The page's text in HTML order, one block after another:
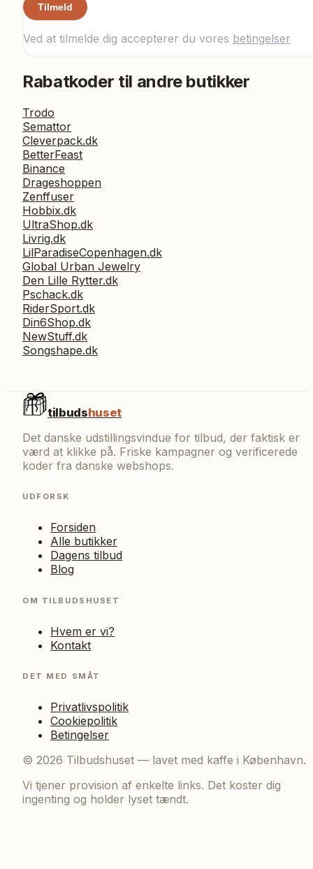
Tilmeld
Ved at tilmelde dig accepterer du vores betingelser
Rabatkoder til andre butikker
Trodo
Semattor
Cleverpack.dk
BetterFeast
Binance
Drageshoppen
Zenffuser
Hobbix.dk
UltraShop.dk
Livrig.dk
LilParadiseCopenhagen.dk
Global Urban Jewelry
Den Lille Rytter.dk
Pschack.dk
RiderSport.dk
Din6Shop.dk
NewStuff.dk
Songshape.dk
tilbudshuset
Det danske udstillingsvindue for tilbud, der faktisk er
værd at klikke på. Friske kampagner og verificerede
koder fra danske webshops.
UDFORSK
Forsiden
Alle butikker
Dagens tilbud
Blog
OM TILBUDSHUSET
Hvem er vi?
Kontakt
DET MED SMÅT
Privatlivspolitik
Cookiepolitik
Betingelser
© 2026 Tilbudshuset — lavet med kaffe i København.
Vi tjener provision af enkelte links. Det koster dig
ingenting og holder lyset tændt.